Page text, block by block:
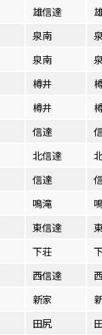
雄信達
泉南
泉南
樽井
樽井
信達
北信達
信達
鳴滝
東信達
下荘
西信達
新家
田尻